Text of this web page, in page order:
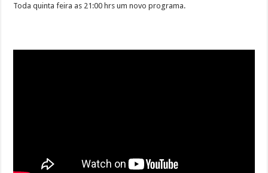
Toda quinta feira as 21:00 hrs um novo programa.